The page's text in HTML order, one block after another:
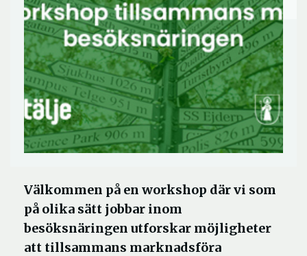
Välkommen på en workshop där vi som
på olika sätt jobbar inom
besöksnäringen utforskar möjligheter
att tillsammans marknadsföra